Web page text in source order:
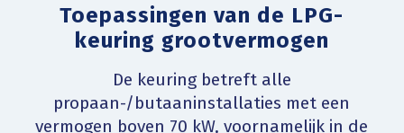
Toepassingen van de LPG-
keuring grootvermogen
De keuring betreft alle
propaan-/butaaninstallaties met een
vermogen boven 70 kW, voornamelijk in de